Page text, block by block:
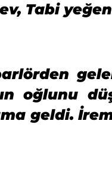
Tabi
oğlunu
geldi.